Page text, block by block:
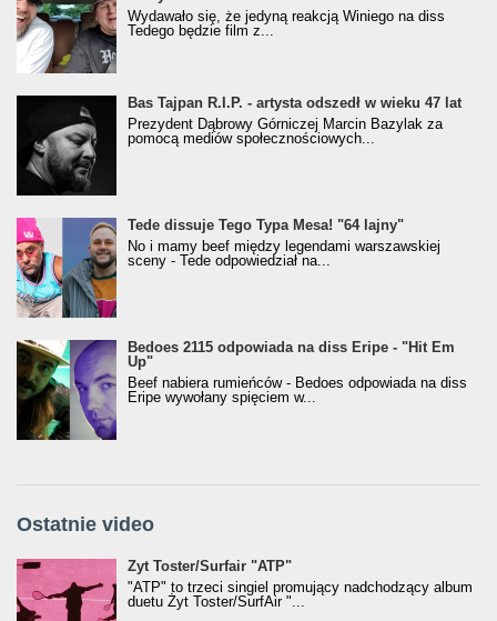
Wydawało się, że jedyną reakcją Winiego na diss
Tedego będzie film z...
Bas Tajpan R.I.P. - artysta odszedł w wieku 47 lat
Prezydent Dąbrowy Górniczej Marcin Bazylak za
pomocą mediów społecznościowych...
Tede dissuje Tego Typa Mesa! "64 lajny"
No i mamy beef między legendami warszawskiej
sceny - Tede odpowiedział na...
Bedoes 2115 odpowiada na diss Eripe - "Hit Em
Up"
Beef nabiera rumieńców - Bedoes odpowiada na diss
Eripe wywołany spięciem w...
Ostatnie video
Żyt Toster/SurfAir - ATP VIDEO
Żyt Toster/Surfair "ATP"
"ATP" to trzeci singiel promujący nadchodzący album
duetu Żyt Toster/SurfAir "...